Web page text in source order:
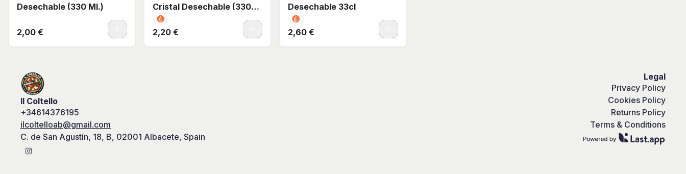
Desechable (330 Ml.)
2,00 €
Cristal Desechable (330
Ml.)
2,20 €
Desechable 33cl
2,60 €
Il Coltello
+34614376195
ilcoltelloab@gmail.com
C. de San Agustín, 18, B, 02001 Albacete, Spain
Legal
Privacy Policy
Cookies Policy
Returns Policy
Terms & Conditions